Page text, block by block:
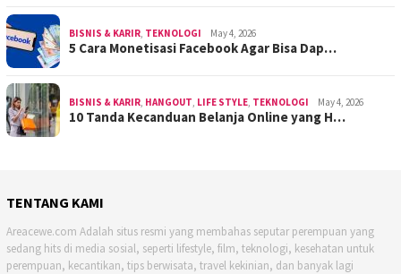
BISNIS & KARIR TEKNOLOGI May 4, 2026
5 Cara Monetisasi Facebook Agar Bisa Dap…
BISNIS & KARIR HANGOUT LIFE STYLE TEKNOLOGI May 4, 2026
10 Tanda Kecanduan Belanja Online yang H…
TENTANG KAMI
Areacewe.com Adalah situs resmi yang membahas seputar perempuan yang
sedang hits di media sosial, seperti lifestyle, film, teknologi, kesehatan untuk
perempuan, kecantikan, tips berwisata, travel kekinian, dan banyak lagi